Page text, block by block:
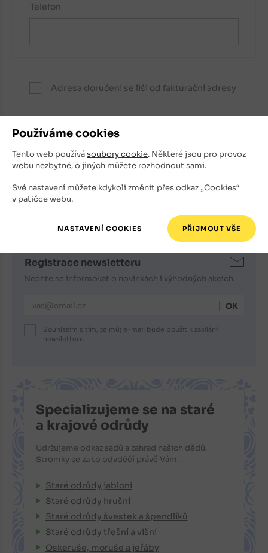
Používáme cookies
Tento web používásoubory cookie. Některé jsou pro provoz
webu nezbytné, o jiných můžete rozhodnout sami.
Své nastavení můžete kdykoli změnit přes odkaz „Cookies“
v patičce webu.
Telefon
Adresa doručení se liší od fakturační adresy
Souhlasím se zpracováním svých osobních
údajů.
Přihlášení
Registrace newsletteru
Nechte se informovat o novinkách i výhodných akcích.
E-mailová adresa
Souhlasím s tím, že můj e-mail bude použit k zasílání
newsletteru.
Specializujeme se na staré
a krajové odrůdy
Udržujeme odkaz sadů a zahrad našich dědů.
Stromky se za to odvděčí právě Vám.
Staré odrůdy jabloní
Staré odrůdy hrušní
Staré odrůdy švestek a špendlíků
Staré odrůdy třešní a višní
Oskeruše, moruše a jeřáby